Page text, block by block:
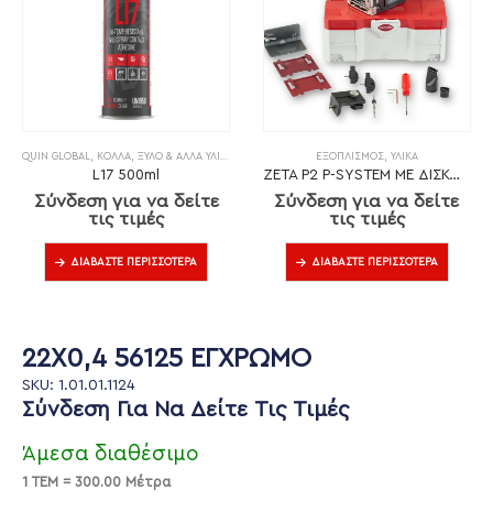
QUIN GLOBAL, ΚΌΛΛΑ,ΞΎΛΟ & ΆΛΛΑ ΥΛΙΚΆ
L17 500ml
Σύνδεση για να δείτε
τις τιμές
ΔΙΑΒΆΣΤΕ ΠΕΡΙΣΣΌΤΕΡΑ
ΕΞΟΠΛΙΣΜΌΣ, ΥΛΙΚΆ
ZETA P2 P-SYSTEM ΜΕ ΔΙΣΚΟ DP (ΔΙΑΜΑΝΤΙ)
Σύνδεση για να δείτε
τις τιμές
ΔΙΑΒΆΣΤΕ ΠΕΡΙΣΣΌΤΕΡΑ
22X0,4 56125 ΕΓΧΡΩΜΟ
SKU: 1.01.01.1124
Σύνδεση Για Να Δείτε Τις Τιμές
Άμεσα διαθέσιμο
1 ΤΕΜ = 300.00 Μέτρα